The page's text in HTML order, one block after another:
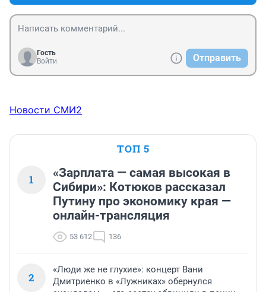
Гость
Войти
Отправить
Новости СМИ2
ТОП 5
1
«Зарплата — самая высокая в
Сибири»: Котюков рассказал
Путину про экономику края —
онлайн-трансляция
53 612 136
2
«Люди же не глухие»: концерт Вани
Дмитриенко в «Лужниках» обернулся